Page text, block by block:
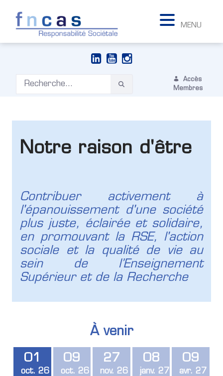
Accès
Membres
MENU
Notre raison d'être
Contribuer activement à
l'épanouissement d'une société
plus juste, éclairée et solidaire,
en promouvant la RSE, l'action
sociale et la qualité de vie au
sein de l’Enseignement
Supérieur et de la Recherche
À venir
01
oct. 26
09
oct. 26
27
nov. 26
08
janv. 27
09
avr. 27